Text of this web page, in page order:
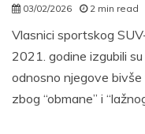
03/02/2026 2 min read
Vlasnici sportskog
2021. godine izgubili
odnosno njegove bivše
zbog “obmane” i